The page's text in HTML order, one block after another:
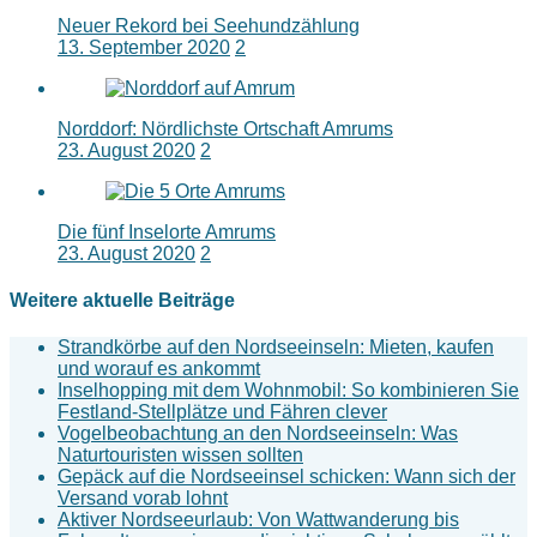
Neuer Rekord bei Seehundzählung
13. September 2020 2
Norddorf: Nördlichste Ortschaft Amrums
23. August 2020 2
Die fünf Inselorte Amrums
23. August 2020 2
Weitere aktuelle Beiträge
Strandkörbe auf den Nordseeinseln: Mieten, kaufen
und worauf es ankommt
Inselhopping mit dem Wohnmobil: So kombinieren Sie
Festland-Stellplätze und Fähren clever
Vogelbeobachtung an den Nordseeinseln: Was
Naturtouristen wissen sollten
Gepäck auf die Nordseeinsel schicken: Wann sich der
Versand vorab lohnt
Aktiver Nordseeurlaub: Von Wattwanderung bis